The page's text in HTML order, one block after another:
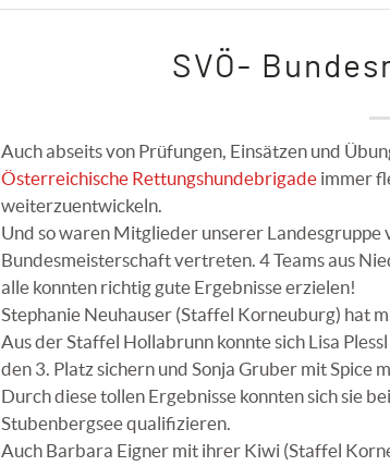
SVÖ-
Auch abseits von Prüfungen, Einsätzen und
Österreichische Rettungshundebrigade immer
weiterzuentwickeln.
Und so waren Mitglieder unserer
Bundesmeisterschaft vertreten. 4 Teams aus
alle konnten richtig gute Ergebnisse erzielen!
Stephanie Neuhauser (Staffel Korneuburg) hat
Aus der Staffel Hollabrunn konnte sich Lisa
den 3. Platz sichern und Sonja Gruber mit Spice
Durch diese tollen Ergebnisse konnten sich sie
Stubenbergsee qualifizieren.
Auch Barbara Eigner mit ihrer Kiwi (Staffel